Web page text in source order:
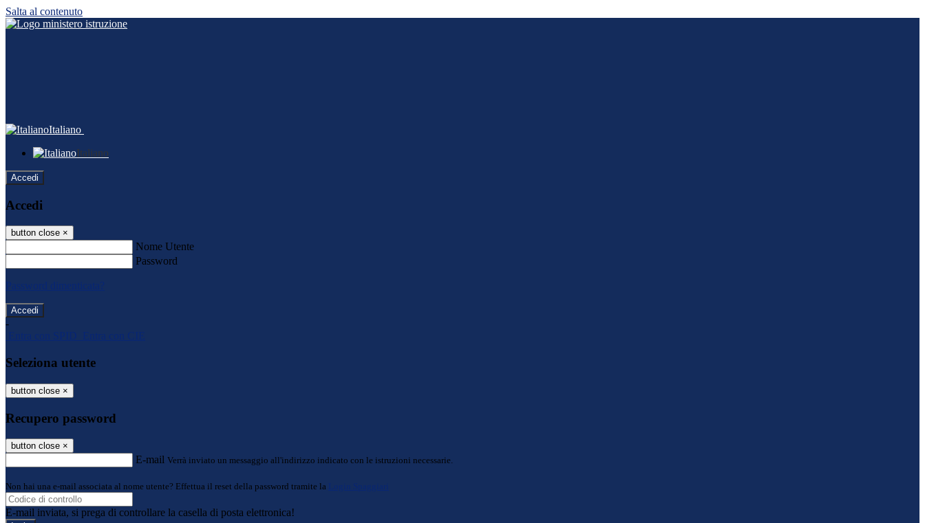
Salta al contenuto
Italiano
Italiano
Accedi
Accedi
button close ×
Nome Utente
Password
Password dimenticata?
-
Entra con SPID
Entra con CIE
Seleziona utente
button close ×
Recupero password
button close ×
E-mail Verrà inviato un messaggio all'indirizzo indicato con le istruzioni necessarie.
Non hai una e-mail associata al nome utente? Effettua il reset della password tramite la Login Spaggiari
E-mail inviata, si prega di controllare la casella di posta elettronica!